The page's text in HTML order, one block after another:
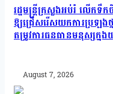
រដ្ឋមន្រ្តីក្រសួងអប់រំ លើក
ឱ្យជ្រើសរើសយកការប្រឡងថ្
តម្រូវការធនធានមនុស្សក្នុ
August 7, 2026